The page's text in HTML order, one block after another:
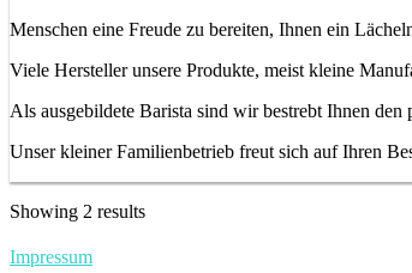
Menschen eine Freude zu bereiten, Ihnen ein
Viele Hersteller unsere Produkte, meist kleine
Als ausgebildete Barista sind wir bestrebt Ihnen
Unser kleiner Familienbetrieb freut sich auf Ihren
Showing 2 results
Impressum